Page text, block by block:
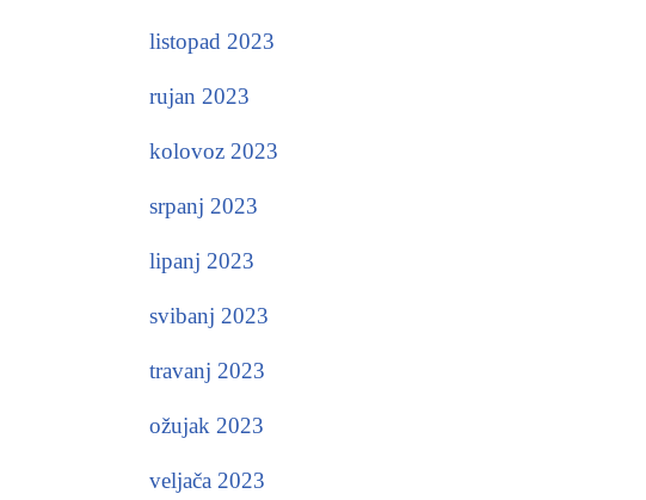
listopad 2023
rujan 2023
kolovoz 2023
srpanj 2023
lipanj 2023
svibanj 2023
travanj 2023
ožujak 2023
veljača 2023